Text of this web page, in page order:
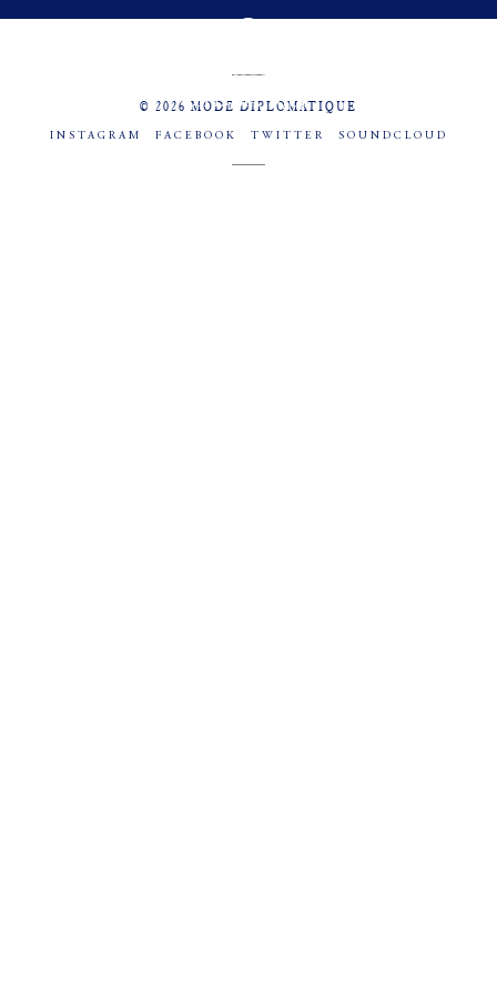
© 2026 MODE DIPLOMATIQUE
INSTAGRAM FACEBOOK TWITTER SOUNDCLOUD